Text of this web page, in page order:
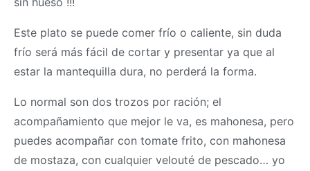
Este plato se puede comer frío o caliente, sin duda
frío será más fácil de cortar y presentar ya que al
estar la mantequilla dura, no perderá la forma.
Lo normal son dos trozos por ración; el
acompañamiento que mejor le va, es mahonesa, pero
puedes acompañar con tomate frito, con mahonesa
de mostaza, con cualquier velouté de pescado… yo